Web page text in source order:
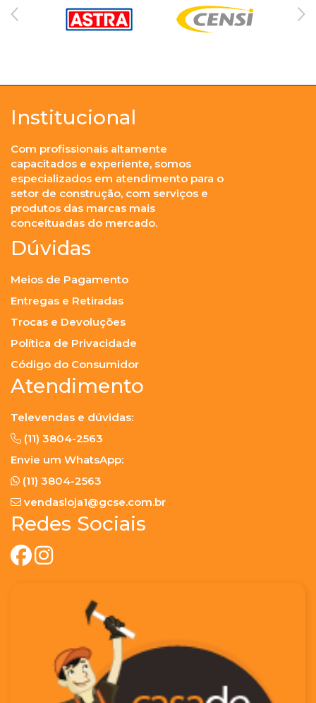
Institucional
Com profissionais altamente
capacitados e experiente, somos
especializados em atendimento para o
setor de construção, com serviços e
produtos das marcas mais
conceituadas do mercado.
Dúvidas
Meios de Pagamento
Entregas e Retiradas
Trocas e Devoluções
Política de Privacidade
Código do Consumidor
Atendimento
Televendas e dúvidas:
(11) 3804-2563
Envie um WhatsApp:
(11) 3804-2563
vendasloja1@gcse.com.br
Redes Sociais